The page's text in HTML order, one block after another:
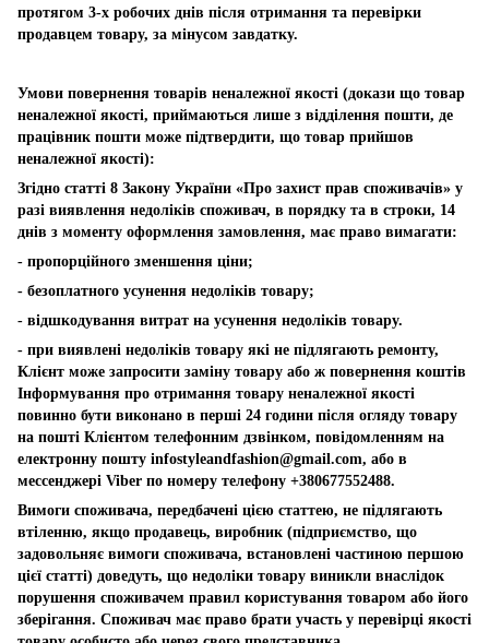
протягом 3-х робочих днів після отримання та перевірки
продавцем товару, за мінусом завдатку.
Умови повернення товарів неналежної якості (докази що товар
неналежної якості, приймаються лише з відділення пошти, де
працівник пошти може підтвердити, що товар прийшов
неналежної якості):
Згідно статті 8 Закону України «Про захист прав споживачів» у
разі виявлення недоліків споживач, в порядку та в строки, 14
днів з моменту оформлення замовлення, має право вимагати:
- пропорційного зменшення ціни;
- безоплатного усунення недоліків товару;
- відшкодування витрат на усунення недоліків товару.
- при виявлені недоліків товару які не підлягають ремонту,
Клієнт може запросити заміну товару або ж повернення коштів
Інформування про отримання товару неналежної якості
повинно бути виконано в перші 24 години після огляду товару
на пошті Клієнтом телефонним дзвінком, повідомленням на
електронну пошту infostyleandfashion@gmail.com, або в
мессенджері Viber по номеру телефону +380677552488.
Вимоги споживача, передбачені цією статтею, не підлягають
втіленню, якщо продавець, виробник (підприємство, що
задовольняє вимоги споживача, встановлені частиною першою
цієї статті) доведуть, що недоліки товару виникли внаслідок
порушення споживачем правил користування товаром або його
зберігання. Споживач має право брати участь у перевірці якості